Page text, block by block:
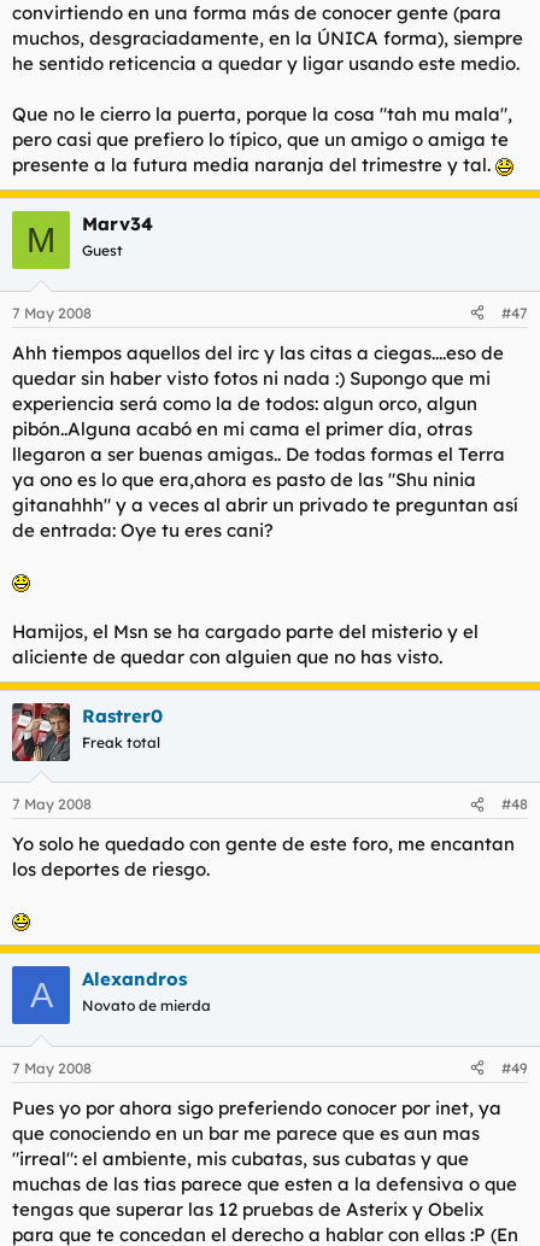
convirtiendo en una forma más de conocer gente (para
muchos, desgraciadamente, en la ÚNICA forma), siempre
he sentido reticencia a quedar y ligar usando este medio.
Que no le cierro la puerta, porque la cosa "tah mu mala",
pero casi que prefiero lo típico, que un amigo o amiga te
presente a la futura media naranja del trimestre y tal.
M Marv34
Guest
7 May 2008 #47
Ahh tiempos aquellos del irc y las citas a ciegas....eso de
quedar sin haber visto fotos ni nada :) Supongo que mi
experiencia será como la de todos: algun orco, algun
pibón..Alguna acabó en mi cama el primer día, otras
llegaron a ser buenas amigas.. De todas formas el Terra
ya ono es lo que era,ahora es pasto de las "Shu ninia
gitanahhh" y a veces al abrir un privado te preguntan así
de entrada: Oye tu eres cani?
Hamijos, el Msn se ha cargado parte del misterio y el
aliciente de quedar con alguien que no has visto.
Rastrer0
Freak total
7 May 2008 #48
Yo solo he quedado con gente de este foro, me encantan
los deportes de riesgo.
A Alexandros
Novato de mierda
7 May 2008 #49
Pues yo por ahora sigo preferiendo conocer por inet, ya
que conociendo en un bar me parece que es aun mas
"irreal": el ambiente, mis cubatas, sus cubatas y que
muchas de las tias parece que esten a la defensiva o que
tengas que superar las 12 pruebas de Asterix y Obelix
para que te concedan el derecho a hablar con ellas :P (En